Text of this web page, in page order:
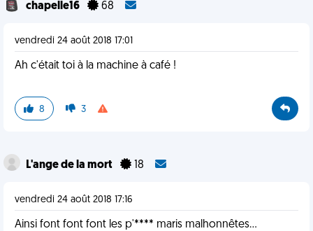
chapelle16 68
vendredi 24 août 2018 17:01
Ah c'était toi à la machine à café !
8 3
L'ange de la mort 18
vendredi 24 août 2018 17:16
Ainsi font font font les p'**** maris malhonnêtes...